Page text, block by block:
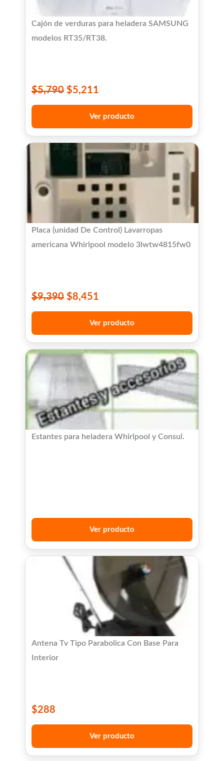
Cajón de verduras para heladera SAMSUNG
modelos RT35/RT38.
$5,790 $5,211
Ver producto
Placa (unidad De Control) Lavarropas
americana Whirlpool modelo 3lwtw4815fw0
$9,390 $8,451
Ver producto
Estantes para heladera Whirlpool y Consul.
Ver producto
Antena Tv Tipo Parabolica Con Base Para
Interior
$288
Ver producto